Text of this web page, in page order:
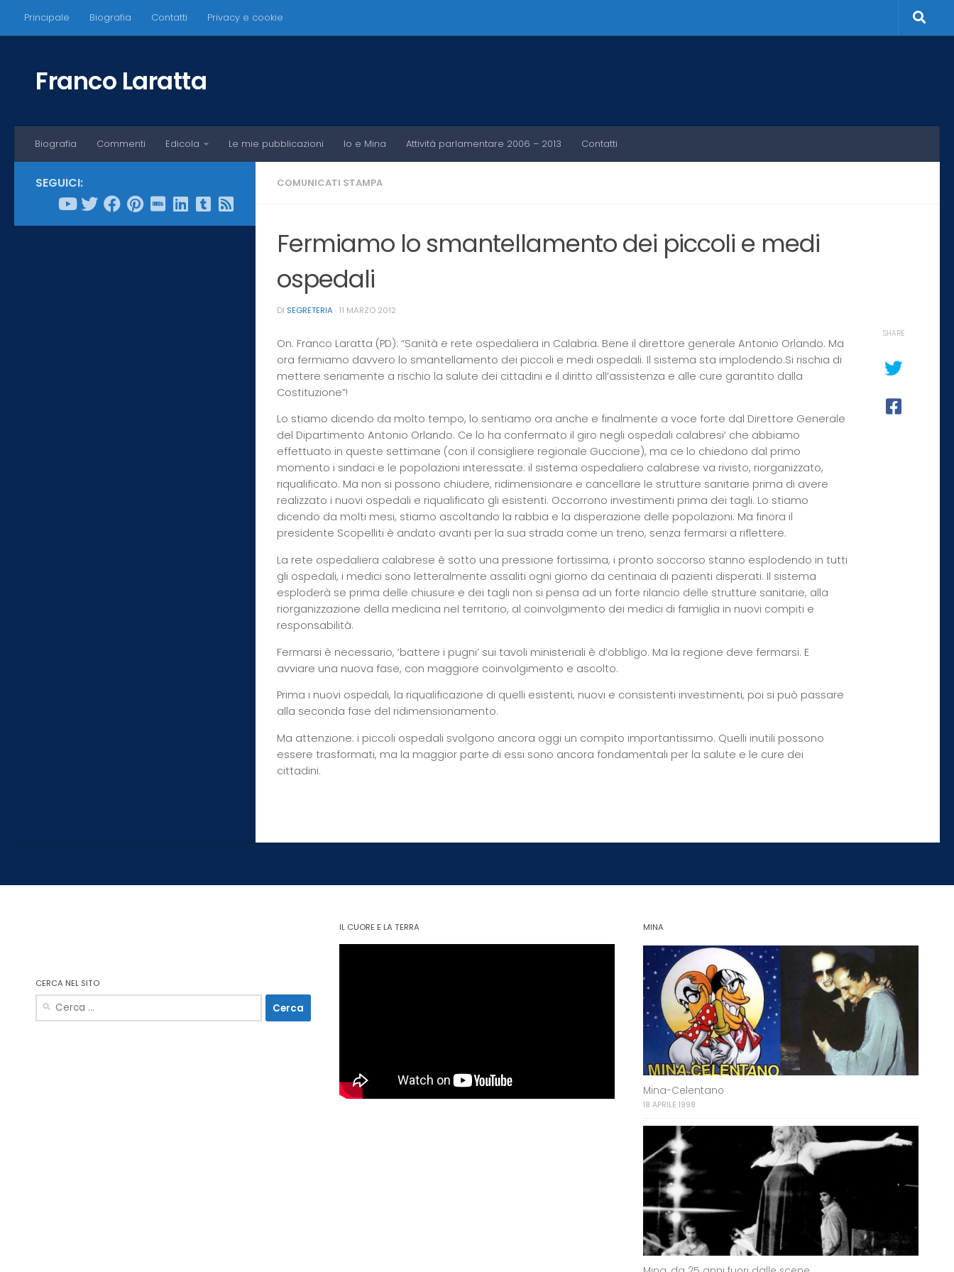
Salta al contenuto
Principale Biografia Contatti Privacy e cookie
Franco Laratta
Biografia Commenti Edicola Le mie pubblicazioni Io e Mina Attività parlamentare 2006 – 2013 Contatti
COMUNICATI STAMPA
Fermiamo lo smantellamento dei piccoli e medi
ospedali
DI SEGRETERIA · 11 MARZO 2012
On. Franco Laratta (PD): “Sanità e rete ospedaliera in Calabria. Bene il direttore generale Antonio Orlando. Ma
ora fermiamo davvero lo smantellamento dei piccoli e medi ospedali. Il sistema sta implodendo.Si rischia di
mettere seriamente a rischio la salute dei cittadini e il diritto all’assistenza e alle cure garantito dalla
Costituzione”!
Lo stiamo dicendo da molto tempo, lo sentiamo ora anche e finalmente a voce forte dal Direttore Generale
del Dipartimento Antonio Orlando. Ce lo ha confermato il giro negli ospedali calabresi’ che abbiamo
effettuato in queste settimane (con il consigliere regionale Guccione), ma ce lo chiedono dal primo
momento i sindaci e le popolazioni interessate: il sistema ospedaliero calabrese va rivisto, riorganizzato,
riqualificato. Ma non si possono chiudere, ridimensionare e cancellare le strutture sanitarie prima di avere
realizzato i nuovi ospedali e riqualificato gli esistenti. Occorrono investimenti prima dei tagli. Lo stiamo
dicendo da molti mesi, stiamo ascoltando la rabbia e la disperazione delle popolazioni. Ma finora il
presidente Scopelliti è andato avanti per la sua strada come un treno, senza fermarsi a riflettere.
La rete ospedaliera calabrese è sotto una pressione fortissima, i pronto soccorso stanno esplodendo in tutti
gli ospedali, i medici sono letteralmente assaliti ogni giorno da centinaia di pazienti disperati. Il sistema
esploderà se prima delle chiusure e dei tagli non si pensa ad un forte rilancio delle strutture sanitarie, alla
riorganizzazione della medicina nel territorio, al coinvolgimento dei medici di famiglia in nuovi compiti e
responsabilità.
Fermarsi è necessario, ‘battere i pugni’ sui tavoli ministeriali è d’obbligo. Ma la regione deve fermarsi. E
avviare una nuova fase, con maggiore coinvolgimento e ascolto.
Prima i nuovi ospedali, la riqualificazione di quelli esistenti, nuovi e consistenti investimenti, poi si può passare
alla seconda fase del ridimensionamento.
Ma attenzione: i piccoli ospedali svolgono ancora oggi un compito importantissimo. Quelli inutili possono
essere trasformati, ma la maggior parte di essi sono ancora fondamentali per la salute e le cure dei
cittadini.
SHARE
SEGUICI:
CERCA NEL SITO
Ricerca
per:
IL CUORE E LA TERRA MINA
Mina-Celentano
18 APRILE 1998